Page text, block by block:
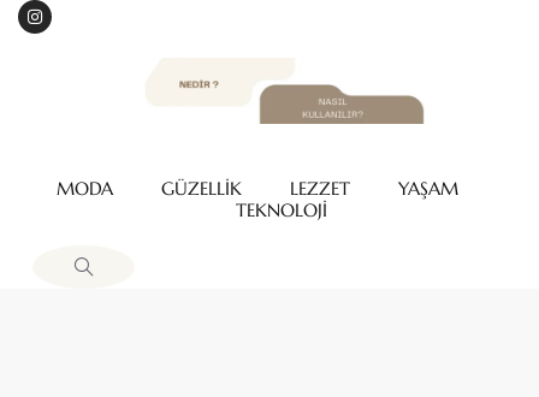
MODA GÜZELLİK LEZZET
YAŞAM
TEKNOLOJİ